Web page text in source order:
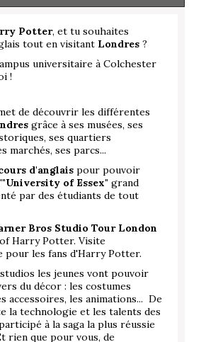
Potter, et tu souhaites
tout en visitant Londres ?
universitaire à Colchester
!
de découvrir les différentes
grâce à ses musées, ses
ses quartiers
marchés, ses parcs...
d'anglais pour pouvoir
"University of Essex" grand
par des étudiants de tout
Bros Studio Tour London
Harry Potter. Visite
pour les fans d'Harry Potter.
les jeunes vont pouvoir
du décor : les costumes
accessoires, les animations... De
la technologie et les talents des
à la saga la plus réussie
rien que pour vous, de